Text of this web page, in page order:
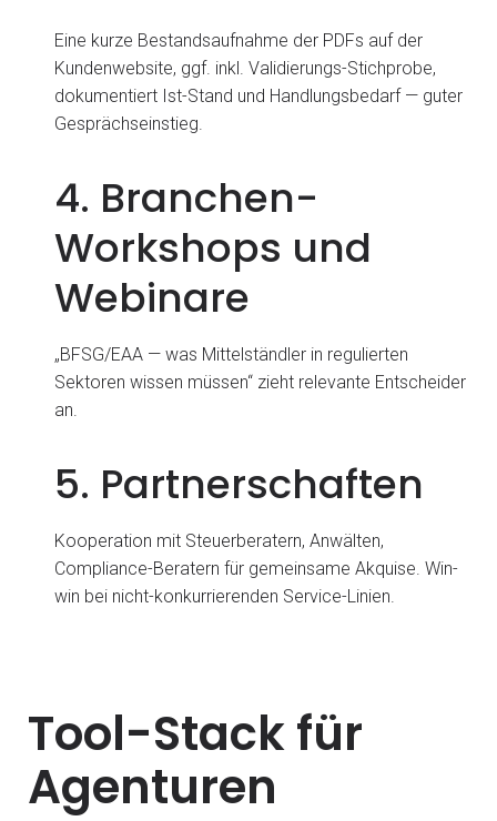
Eine kurze Bestandsaufnahme der PDFs auf der
Kundenwebsite, ggf. inkl. Validierungs-Stichprobe,
dokumentiert Ist-Stand und Handlungsbedarf — guter
Gesprächseinstieg.
4. Branchen-
Workshops und
Webinare
„BFSG/EAA — was Mittelständler in regulierten
Sektoren wissen müssen“ zieht relevante Entscheider
an.
5. Partnerschaften
Kooperation mit Steuerberatern, Anwälten,
Compliance-Beratern für gemeinsame Akquise. Win-
win bei nicht-konkurrierenden Service-Linien.
Tool-Stack für
Agenturen